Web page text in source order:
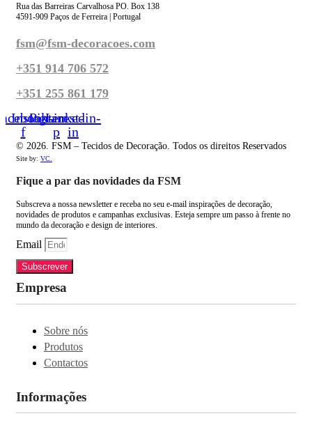
Rua das Barreiras Carvalhosa PO. Box 138
4591-909 Paços de Ferreira | Portugal
fsm@fsm-decoracoes.com
+351 914 706 572
+351 255 861 179
f
Instagram
Pinterest-
p
Linkedin-
in
© 2026. FSM – Tecidos de Decoração. Todos os direitos Reservados
Site by: VC.
Fique a par das novidades da FSM
Subscreva a nossa newsletter e receba no seu e-mail inspirações de decoração,
novidades de produtos e campanhas exclusivas. Esteja sempre um passo à frente no
mundo da decoração e design de interiores.
Email
Subscrever
Empresa
Sobre nós
Produtos
Contactos
Informações